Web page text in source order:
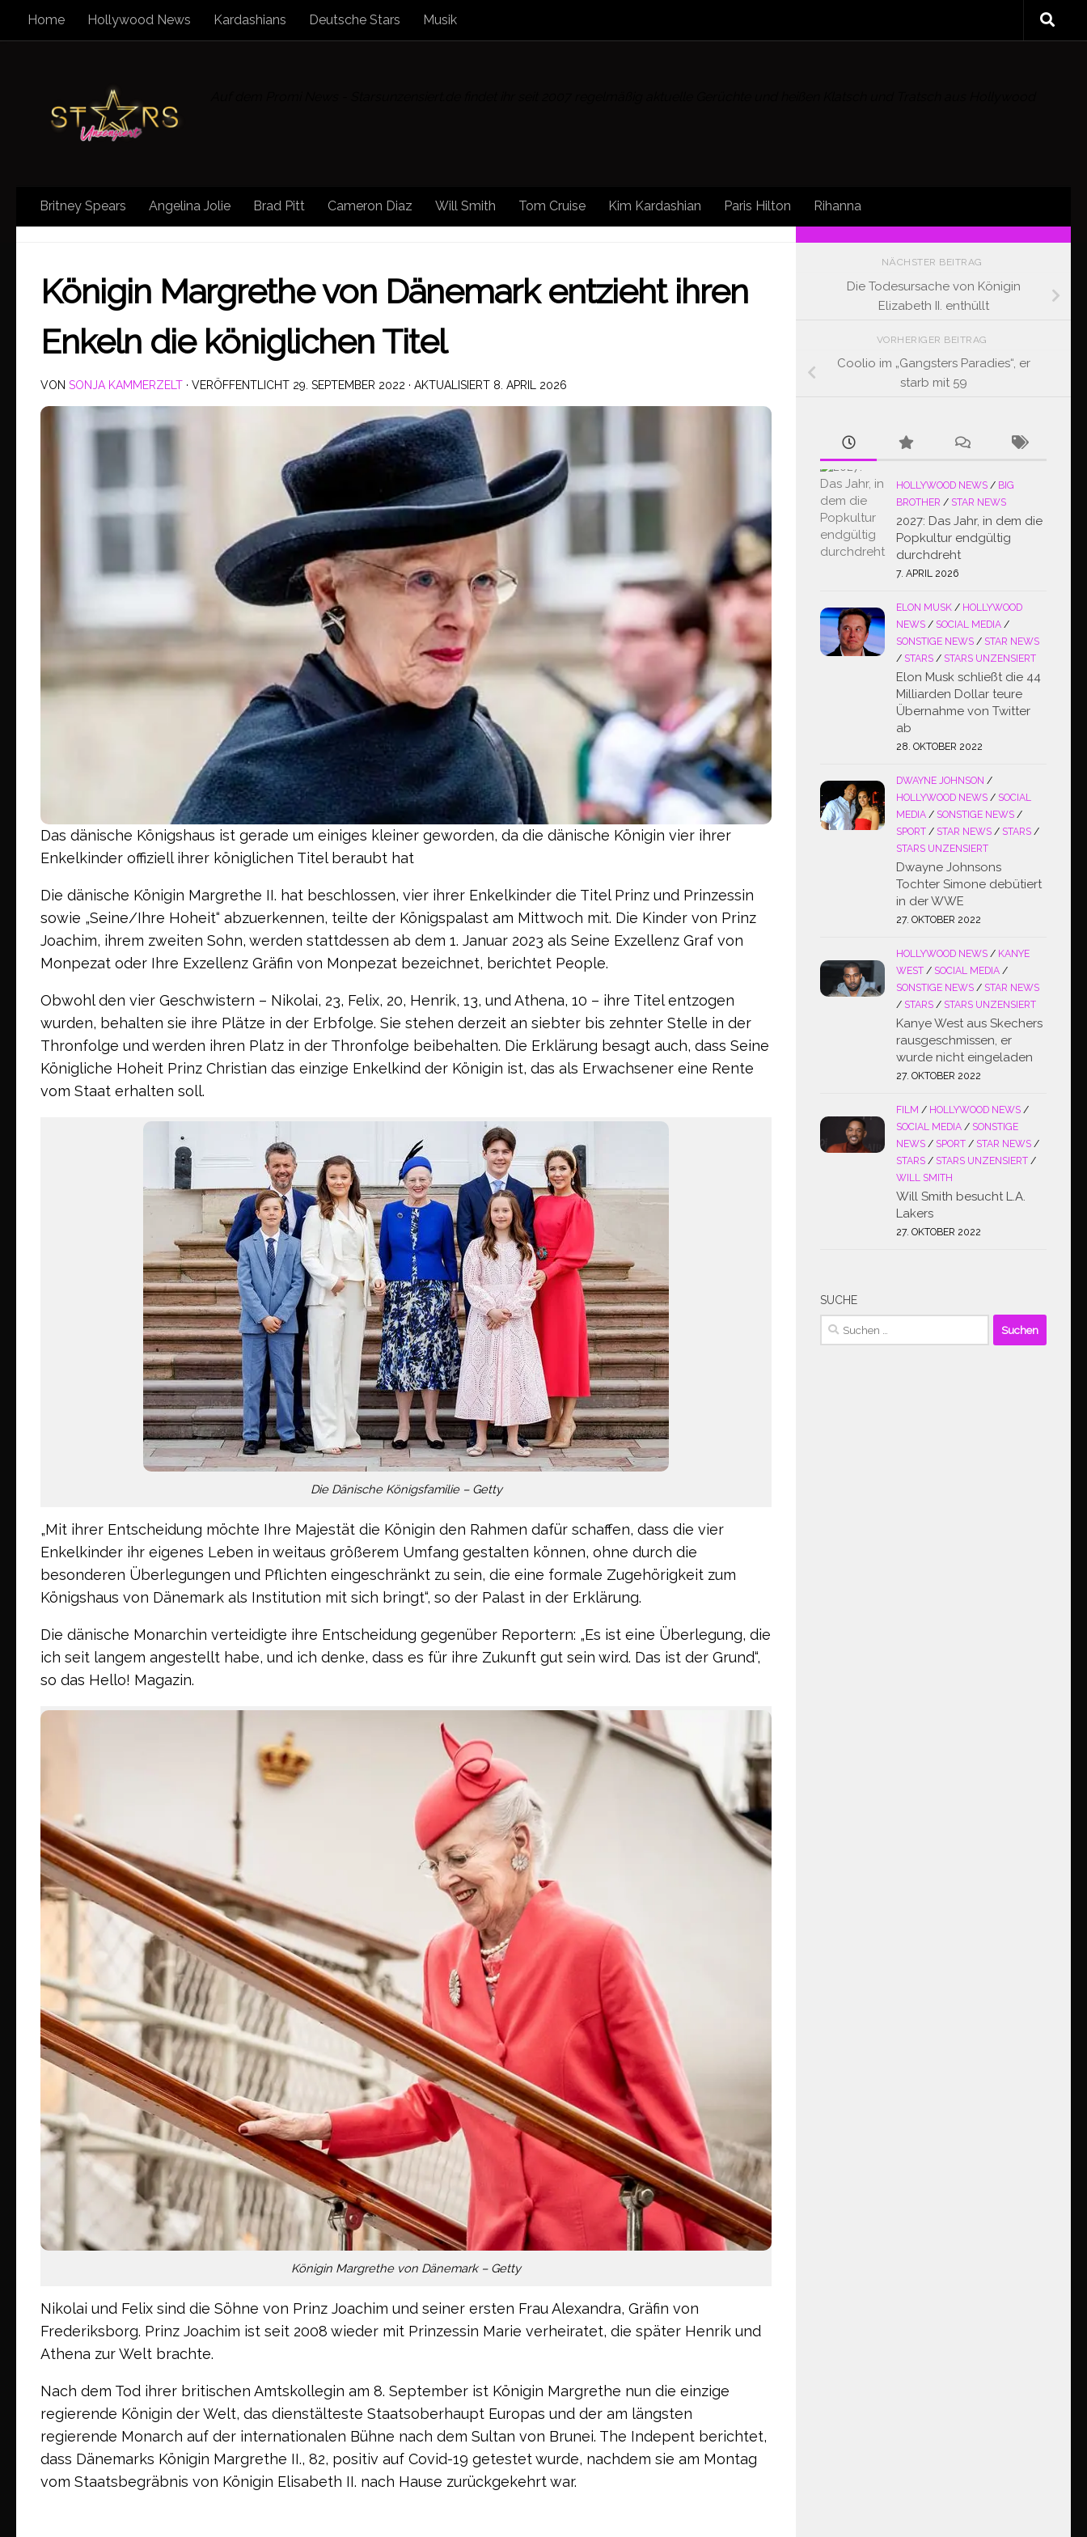
Zum Inhalt springen
Home Hollywood News Kardashians Deutsche Stars Musik
Britney Spears Angelina Jolie Brad Pitt Cameron Diaz Will Smith Tom Cruise Kim Kardashian Paris Hilton Rihanna
KÖNIGIN ROYALS
Königin Margrethe von Dänemark entzieht ihren
Enkeln die königlichen Titel
VON SONJA KAMMERZELT · VERÖFFENTLICHT 29. SEPTEMBER 2022 · AKTUALISIERT 8. APRIL 2026
Das dänische Königshaus ist gerade um einiges kleiner geworden, da die dänische Königin vier ihrer
Enkelkinder offiziell ihrer königlichen Titel beraubt hat
Die dänische Königin Margrethe II. hat beschlossen, vier ihrer Enkelkinder die Titel Prinz und Prinzessin
sowie „Seine/Ihre Hoheit“ abzuerkennen, teilte der Königspalast am Mittwoch mit. Die Kinder von Prinz
Joachim, ihrem zweiten Sohn, werden stattdessen ab dem 1. Januar 2023 als Seine Exzellenz Graf von
Monpezat oder Ihre Exzellenz Gräfin von Monpezat bezeichnet, berichtet People.
Obwohl den vier Geschwistern – Nikolai, 23, Felix, 20, Henrik, 13, und Athena, 10 – ihre Titel entzogen
wurden, behalten sie ihre Plätze in der Erbfolge. Sie stehen derzeit an siebter bis zehnter Stelle in der
Thronfolge und werden ihren Platz in der Thronfolge beibehalten. Die Erklärung besagt auch, dass Seine
Königliche Hoheit Prinz Christian das einzige Enkelkind der Königin ist, das als Erwachsener eine Rente
vom Staat erhalten soll.
Die Dänische Königsfamilie – Getty
„Mit ihrer Entscheidung möchte Ihre Majestät die Königin den Rahmen dafür schaffen, dass die vier
Enkelkinder ihr eigenes Leben in weitaus größerem Umfang gestalten können, ohne durch die
besonderen Überlegungen und Pflichten eingeschränkt zu sein, die eine formale Zugehörigkeit zum
Königshaus von Dänemark als Institution mit sich bringt“, so der Palast in der Erklärung.
Die dänische Monarchin verteidigte ihre Entscheidung gegenüber Reportern: „Es ist eine Überlegung, die
ich seit langem angestellt habe, und ich denke, dass es für ihre Zukunft gut sein wird. Das ist der Grund“,
so das Hello! Magazin.
Königin Margrethe von Dänemark – Getty
Nikolai und Felix sind die Söhne von Prinz Joachim und seiner ersten Frau Alexandra, Gräfin von
Frederiksborg. Prinz Joachim ist seit 2008 wieder mit Prinzessin Marie verheiratet, die später Henrik und
Athena zur Welt brachte.
Nach dem Tod ihrer britischen Amtskollegin am 8. September ist Königin Margrethe nun die einzige
regierende Königin der Welt, das dienstälteste Staatsoberhaupt Europas und der am längsten
regierende Monarch auf der internationalen Bühne nach dem Sultan von Brunei. The Indepent berichtet,
dass Dänemarks Königin Margrethe II., 82, positiv auf Covid-19 getestet wurde, nachdem sie am Montag
vom Staatsbegräbnis von Königin Elisabeth II. nach Hause zurückgekehrt war.
NÄCHSTER BEITRAG
Die Todesursache von Königin
Elizabeth II. enthüllt
VORHERIGER BEITRAG
Coolio im „Gangsters Paradies“, er
starb mit 59
HOLLYWOOD NEWS / BIG
BROTHER / STAR NEWS
2027: Das Jahr, in dem die
Popkultur endgültig
durchdreht
7. APRIL 2026
ELON MUSK / HOLLYWOOD
NEWS / SOCIAL MEDIA /
SONSTIGE NEWS / STAR NEWS
/ STARS / STARS UNZENSIERT
Elon Musk schließt die 44
Milliarden Dollar teure
Übernahme von Twitter
ab
28. OKTOBER 2022
DWAYNE JOHNSON /
HOLLYWOOD NEWS / SOCIAL
MEDIA / SONSTIGE NEWS /
SPORT / STAR NEWS / STARS /
STARS UNZENSIERT
Dwayne Johnsons
Tochter Simone debütiert
in der WWE
27. OKTOBER 2022
HOLLYWOOD NEWS / KANYE
WEST / SOCIAL MEDIA /
SONSTIGE NEWS / STAR NEWS
/ STARS / STARS UNZENSIERT
Kanye West aus Skechers
rausgeschmissen, er
wurde nicht eingeladen
27. OKTOBER 2022
FILM / HOLLYWOOD NEWS /
SOCIAL MEDIA / SONSTIGE
NEWS / SPORT / STAR NEWS /
STARS / STARS UNZENSIERT /
WILL SMITH
Will Smith besucht L.A.
Lakers
27. OKTOBER 2022
SUCHE
Suchen
nach: